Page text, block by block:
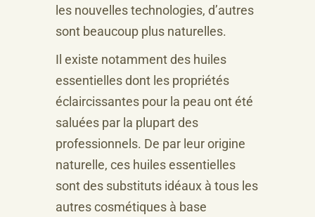
les nouvelles technologies, d’autres
sont beaucoup plus naturelles.
Il existe notamment des huiles
essentielles dont les propriétés
éclaircissantes pour la peau ont été
saluées par la plupart des
professionnels. De par leur origine
naturelle, ces huiles essentielles
sont des substituts idéaux à tous les
autres cosmétiques à base